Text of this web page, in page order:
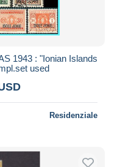
1943 : "Ionian Islands
used
Residenziale